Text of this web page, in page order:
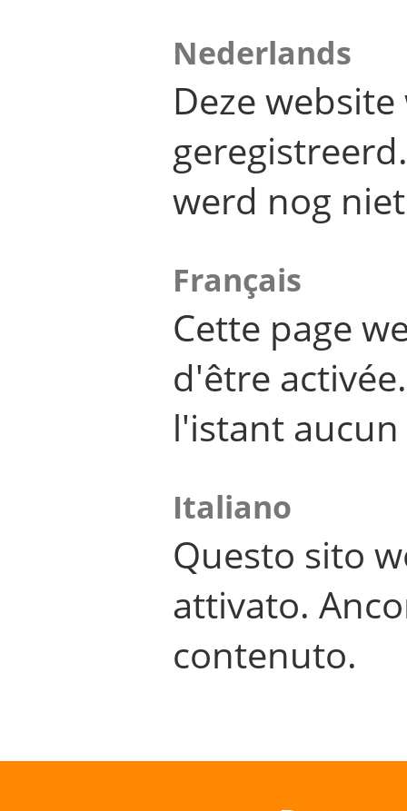
Nederlands
Deze
werd nog
Français
Cette page
d'être
l'istant
Italiano
Questo sito
attivato.
contenuto.